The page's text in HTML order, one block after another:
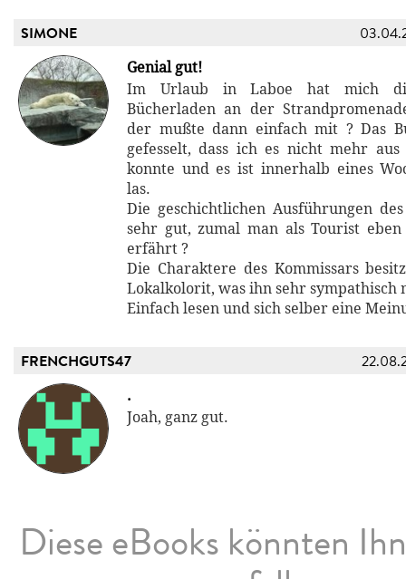
SIMONE
Genial gut!
Im Urlaub in Laboe hat mich
Bücherladen an der
der mußte dann einfach mit ? Das
gefesselt, dass ich es nicht mehr
konnte und es ist innerhalb eines
las.
Die geschichtlichen Ausführungen
sehr gut, zumal man als Tourist
erfährt ?
Die Charaktere des Kommissars
Lokalkolorit, was ihn sehr sympathisch
Einfach lesen und sich selber eine
FRENCHGUTS47
.
Joah, ganz gut.
Diese eBooks könnten